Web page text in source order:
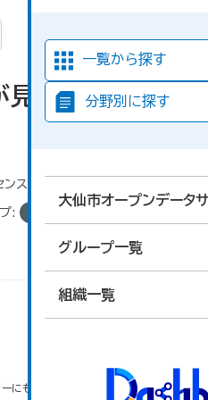
一覧から探す
分野別に探す
大仙市オープンデータ
グループ一覧
組織一覧
見つかりませ
ンス:
:
にもアクセス可能です API (see